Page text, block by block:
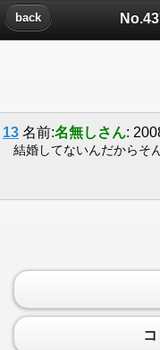
back
13 名前:名無しさん:
結婚してないんだからそ